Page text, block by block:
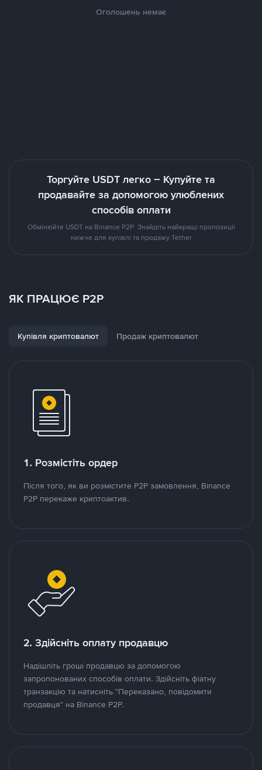
Оголошень немає
Торгуйте USDT легко – Купуйте та
продавайте за допомогою улюблених
способів оплати
Обмінюйте USDT на Binance P2P. Знайдіть найкращі пропозиції
нижче для купівлі та продажу Tether
ЯК ПРАЦЮЄ P2P
Купівля криптовалют Продаж криптовалют
1. Розмістіть ордер
Після того, як ви розмістите P2P замовлення, Binance
P2P перекаже криптоактив.
2. Здійсніть оплату продавцю
Надішліть гроші продавцю за допомогою
запропонованих способів оплати. Здійсніть фіатну
транзакцію та натисніть "Переказано, повідомити
продавця" на Binance P2P.